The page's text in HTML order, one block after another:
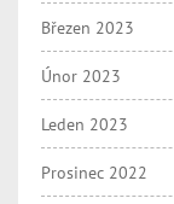
Březen 2023
Únor 2023
Leden 2023
Prosinec 2022